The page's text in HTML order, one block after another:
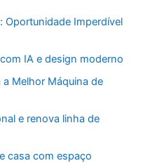
Oportunidade Imperdível
IA e design moderno
Melhor Máquina de
e renova linha de
casa com espaço